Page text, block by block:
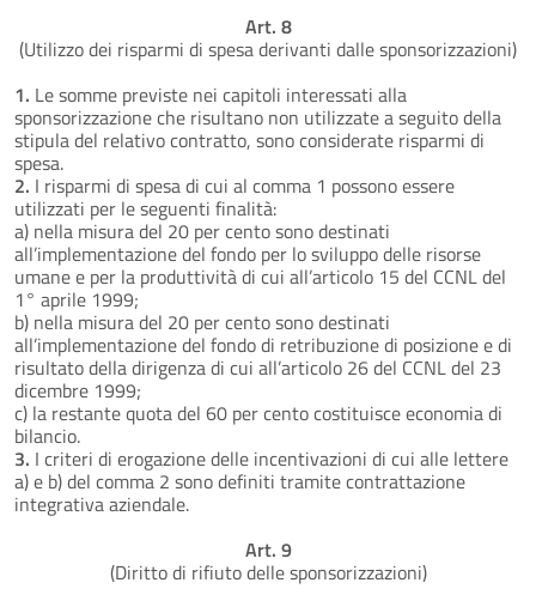
Art. 8
(Utilizzo dei risparmi di spesa derivanti dalle sponsorizzazioni)
1. Le somme previste nei capitoli interessati alla
sponsorizzazione che risultano non utilizzate a seguito della
stipula del relativo contratto, sono considerate risparmi di
spesa.
2. I risparmi di spesa di cui al comma 1 possono essere
utilizzati per le seguenti finalità:
a) nella misura del 20 per cento sono destinati
all’implementazione del fondo per lo sviluppo delle risorse
umane e per la produttività di cui all’articolo 15 del CCNL del
1° aprile 1999;
b) nella misura del 20 per cento sono destinati
all’implementazione del fondo di retribuzione di posizione e di
risultato della dirigenza di cui all’articolo 26 del CCNL del 23
dicembre 1999;
c) la restante quota del 60 per cento costituisce economia di
bilancio.
3. I criteri di erogazione delle incentivazioni di cui alle lettere
a) e b) del comma 2 sono definiti tramite contrattazione
integrativa aziendale.
Art. 9
(Diritto di rifiuto delle sponsorizzazioni)